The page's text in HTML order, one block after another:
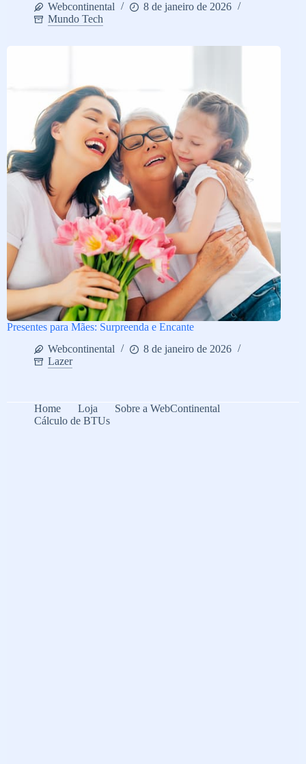
Webcontinental
8 de janeiro de 2026
Mundo Tech
Presentes para Mães: Surpreenda e Encante
Webcontinental
8 de janeiro de 2026
Lazer
Home Loja
Sobre a WebContinental
Cálculo de BTUs